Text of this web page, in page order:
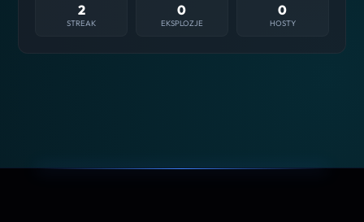
2
STREAK
0
EKSPLOZJE
0
HOSTY